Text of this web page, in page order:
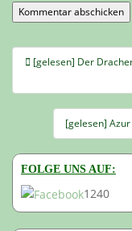
[gelesen] Der
[gelesen]
FOLGE UNS AUF:
1240